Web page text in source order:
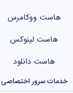
هاست ووکامرس
هاست لینوکس
هاست دانلود
خدمات سرور اختصاصی